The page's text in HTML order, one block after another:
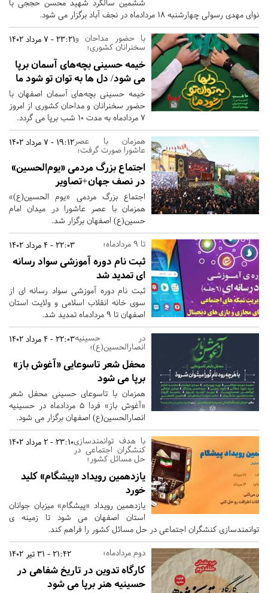
ششمین سالگرد شهید محسن حججی با
نوای مهدی رسولی چهارشنبه 18 مردادماه در نجف آباد برگزار می شود.
23:21 - 7 مرداد 1402با حضور مداحان و
سخنرانان کشوری؛
خیمه حسینی بچه‌های آسمان برپا
می شود/ دل ها به توان تو شود ما
خیمه حسینی بچه‌های آسمان اصفهان با
حضور سخنرانان و مداحان کشوری از امروز
7 مردادماه به مدت 10 شب برپا می گردد.
19:12 - 7 مرداد 1402همزمان با عصر
عاشورا صورت گرفت؛
اجتماع بزرگ مردمی «یوم‌الحسین»
در نصف جهان+تصاویر
اجتماع بزرگ مردمی «یوم الحسین(ع)»
همزمان با عصر عاشورا در میدان امام
حسین(ع) اصفهان برگزار شد.
22:03 - 4 مرداد 1402 تا 9 مردادماه؛
ثبت نام دوره آموزشی سواد رسانه
ای تمدید شد
ثبت نام دوره آموزشی سواد رسانه ای از
سوی خانه انقلاب اسلامی و ولایت استان
اصفهان تا 9 مردادماه تمدید شد.
22:03 - 4 مرداد 1402در حسینیه
انصارالحسین(ع)؛
محفل شعر تاسوعایی «آغوش باز»
برپا می شود
همزمان با تاسوعای حسینی محفل شعر
«آغوش باز» فردا 5 مردادماه در حسینیه
انصارالحسین(ع) اصفهان برگزار می شود.
23:10 - 2 مرداد 1402با هدف توانمندسازی
کنشگران اجتماعی در
حل مسائل کشور؛
یازدهمین رویداد «پیشگام» کلید
خورد
یازدهمین رویداد «پیشگام» میزبان جوانان
استان اصفهان می شود تا زمینه ی
توانمندسازی کنشگران اجتماعی در حل مسائل کشور را فراهم کند.
21:42 - 31 تیر 1402 دوم مردادماه؛
کارگاه تدوین در تاریخ شفاهی در
حسینیه هنر برپا می شود